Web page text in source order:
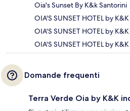
Oia's Sunset By K&k Santorini
OIA'S SUNSET HOTEL by
OIA'S SUNSET HOTEL by
OIA'S SUNSET HOTEL by
Domande frequenti
Terra Verde Oia by K&K